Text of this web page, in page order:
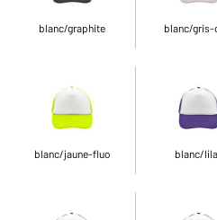
blanc/graphite blanc/gris-
blanc/jaune-fluo blanc/